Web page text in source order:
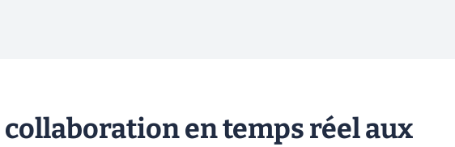
collaboration en temps réel aux